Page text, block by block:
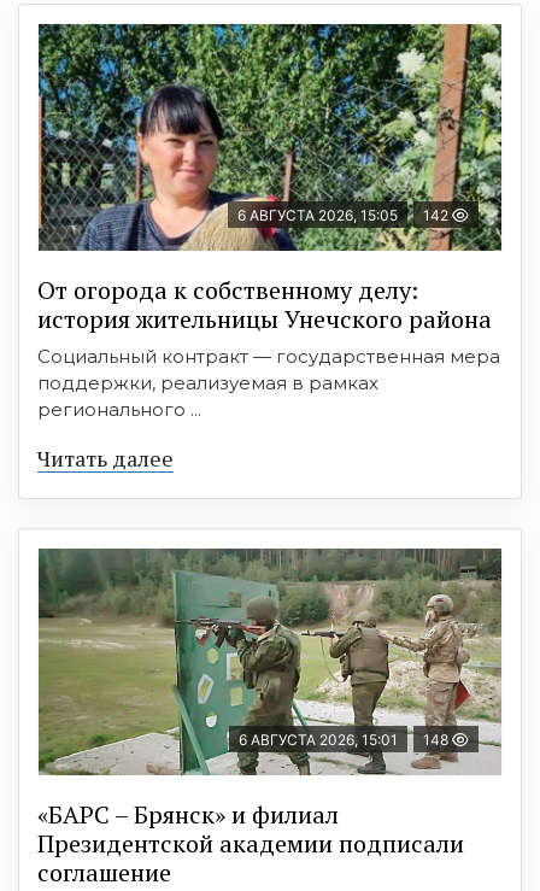
6 АВГУСТА 2026, 15:05 142
От огорода к собственному делу:
история жительницы Унечского района
Социальный контракт — государственная мера
поддержки, реализуемая в рамках
регионального ...
Читать далее
6 АВГУСТА 2026, 15:01 148
«БАРС – Брянск» и филиал
Президентской академии подписали
соглашение